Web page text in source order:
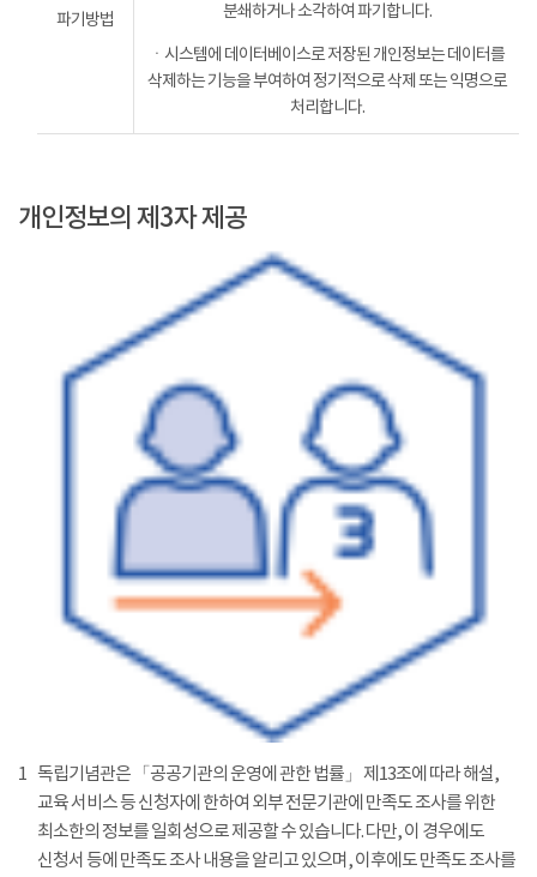
파기방법
분쇄하거나 소각하여 파기합니다.
ㆍ시스템에 데이터베이스로 저장된 개인정보는 데이터를
삭제하는 기능을 부여하여 정기적으로 삭제 또는 익명으로
처리합니다.
개인정보의 제3자 제공
1 독립기념관은 「공공기관의 운영에 관한 법률」 제13조에 따라 해설,
교육 서비스 등 신청자에 한하여 외부 전문기관에 만족도 조사를 위한
최소한의 정보를 일회성으로 제공할 수 있습니다. 다만, 이 경우에도
신청서 등에 만족도 조사 내용을 알리고 있으며, 이후에도 만족도 조사를